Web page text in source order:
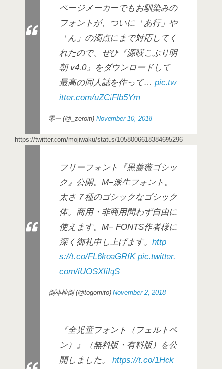
ページメーカーでもお馴染みの
フォントが、ついに「あ行」や
「ん」の濁点にまで対応してく
れたので、ぜひ『源暎こぶり明
朝 v4.0』をダウンロードして
最高の同人誌を作って… pic.tw
itter.com/uZCIFlb5Ym
— 零一 (@_zeroiti) November 10, 2018
https://twitter.com/mojiwaku/status/1058006618384695296
フリーフォント『黒薔薇ゴシッ
ク』公開。M+派生フォント。
太さ７種のゴシックなゴシック
体。商用・非商用問わず自由に
使えます。M+ FONTS作者様に
深く御礼申し上げます。 http
s://t.co/FL6koaGRfK pic.twitter.
com/iUOSXIiIqS
— 倒神神倒 (@togomito) November 2, 2018
『全児童フォント（フェルトペ
ン）』（無料版・有料版）を公
開しました。 https://t.co/1Hck